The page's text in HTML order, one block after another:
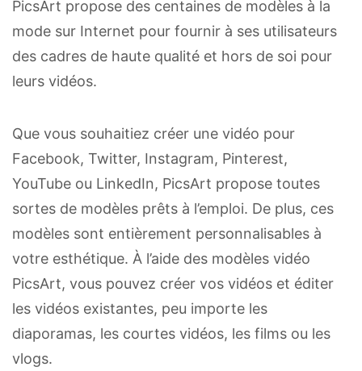
PicsArt propose des centaines de modèles à la
mode sur Internet pour fournir à ses utilisateurs
des cadres de haute qualité et hors de soi pour
leurs vidéos.
Que vous souhaitiez créer une vidéo pour
Facebook, Twitter, Instagram, Pinterest,
YouTube ou LinkedIn, PicsArt propose toutes
sortes de modèles prêts à l’emploi. De plus, ces
modèles sont entièrement personnalisables à
votre esthétique. À l’aide des modèles vidéo
PicsArt, vous pouvez créer vos vidéos et éditer
les vidéos existantes, peu importe les
diaporamas, les courtes vidéos, les films ou les
vlogs.